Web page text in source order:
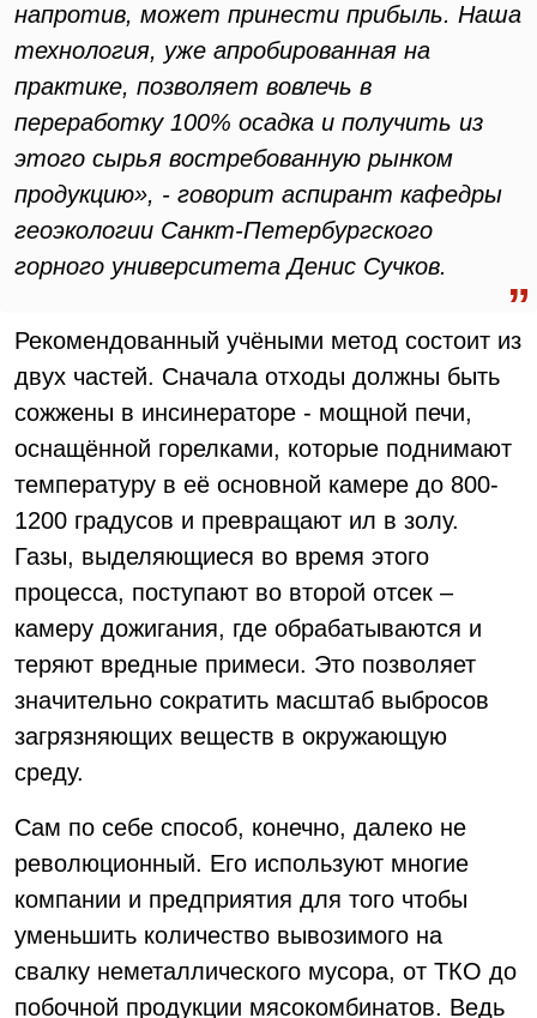
напротив, может принести прибыль. Наша
технология, уже апробированная на
практике, позволяет вовлечь в
переработку 100% осадка и получить из
этого сырья востребованную рынком
продукцию», - говорит аспирант кафедры
геоэкологии Санкт-Петербургского
горного университета Денис Сучков.
Рекомендованный учёными метод состоит из
двух частей. Сначала отходы должны быть
сожжены в инсинераторе - мощной печи,
оснащённой горелками, которые поднимают
температуру в её основной камере до 800-
1200 градусов и превращают ил в золу.
Газы, выделяющиеся во время этого
процесса, поступают во второй отсек –
камеру дожигания, где обрабатываются и
теряют вредные примеси. Это позволяет
значительно сократить масштаб выбросов
загрязняющих веществ в окружающую
среду.
Сам по себе способ, конечно, далеко не
революционный. Его используют многие
компании и предприятия для того чтобы
уменьшить количество вывозимого на
свалку неметаллического мусора, от ТКО до
побочной продукции мясокомбинатов. Ведь